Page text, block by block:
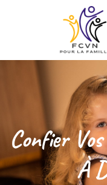
Confier
À